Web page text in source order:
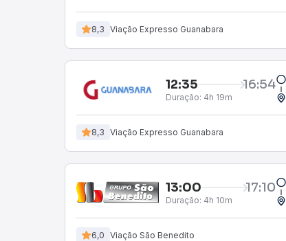
8,3 Viação Expresso Guanabara
12:35 16:54
Duração: 4h 19m
8,3 Viação Expresso Guanabara
13:00 17:10
Duração: 4h 10m
6,0 Viação São Benedito